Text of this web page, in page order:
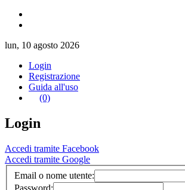
lun, 10 agosto 2026
Login
Registrazione
Guida all'uso
(0)
Login
Accedi tramite Facebook
Accedi tramite Google
Email o nome utente:
Password: